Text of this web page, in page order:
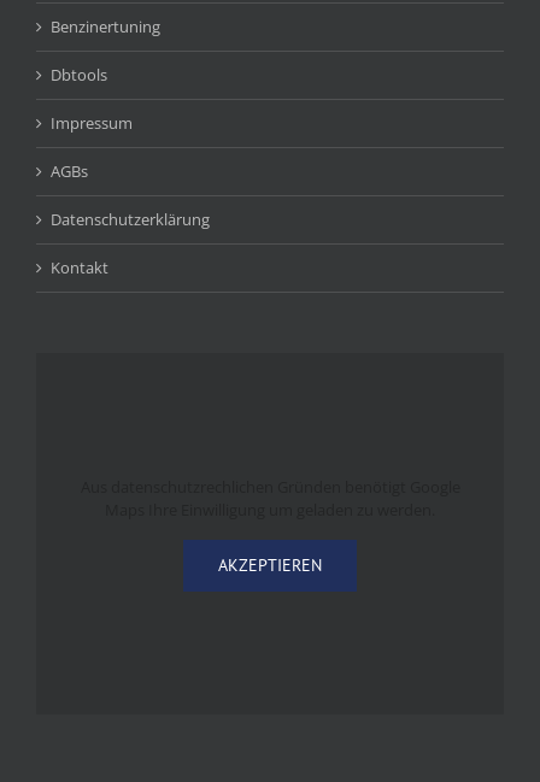
Benzinertuning
Dbtools
Impressum
AGBs
Datenschutzerklärung
Kontakt
AKZEPTIEREN